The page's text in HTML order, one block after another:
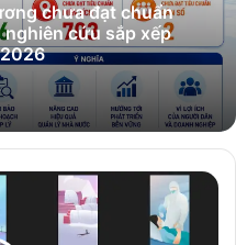
chưa đạt chuẩn
cứu sắp xếp